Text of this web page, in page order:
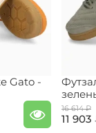
Gato -
16 614 ₽
11 903